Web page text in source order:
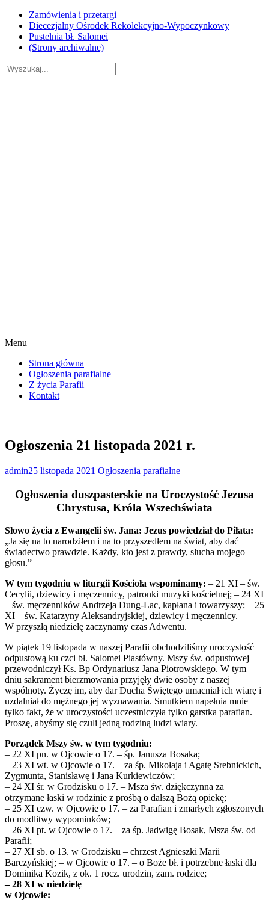
Skip
content
Zamówienia i przetargi
Diecezjalny Ośrodek Rekolekcyjno-Wypoczynkowy
Pustelnia bł. Salomei
(Strony archiwalne)
Menu
Strona główna
Ogłoszenia parafialne
Z życia Parafii
Kontakt
Ogłoszenia 21 listopada 2021 r.
admin25 listopada 2021 Ogłoszenia parafialne
Ogłoszenia duszpasterskie na Uroczystość Jezusa
Chrystusa, Króla Wszechświata
Słowo życia z Ewangelii św. Jana: Jezus powiedział do Piłata:
„Ja się na to narodziłem i na to przyszedłem na świat, aby dać
świadectwo prawdzie. Każdy, kto jest z prawdy, słucha mojego
głosu.”
W tym tygodniu w liturgii Kościoła wspominamy: – 21 XI – św.
Cecylii, dziewicy i męczennicy, patronki muzyki kościelnej; – 24 XI
– św. męczenników Andrzeja Dung-Lac, kapłana i towarzyszy; – 25
XI – św. Katarzyny Aleksandryjskiej, dziewicy i męczennicy.
W przyszłą niedzielę zaczynamy czas Adwentu.
W piątek 19 listopada w naszej Parafii obchodziliśmy uroczystość
odpustową ku czci bł. Salomei Piastówny. Mszy św. odpustowej
przewodniczył Ks. Bp Ordynariusz Jana Piotrowskiego. W tym
dniu sakrament bierzmowania przyjęły dwie osoby z naszej
wspólnoty. Życzę im, aby dar Ducha Świętego umacniał ich wiarę i
uzdalniał do mężnego jej wyznawania. Smutkiem napełnia mnie
tylko fakt, że w uroczystości uczestniczyła tylko garstka parafian.
Proszę, abyśmy się czuli jedną rodziną ludzi wiary.
Porządek Mszy św. w tym tygodniu:
– 22 XI pn. w Ojcowie o 17. – śp. Janusza Bosaka;
– 23 XI wt. w Ojcowie o 17. – za śp. Mikołaja i Agatę Srebnickich,
Zygmunta, Stanisławę i Jana Kurkiewiczów;
– 24 XI śr. w Grodzisku o 17. – Msza św. dziękczynna za
otrzymane łaski w rodzinie z prośbą o dalszą Bożą opiekę;
– 25 XI czw. w Ojcowie o 17. – za Parafian i zmarłych zgłoszonych
do modlitwy wypominków;
– 26 XI pt. w Ojcowie o 17. – za śp. Jadwigę Bosak, Msza św. od
Parafii;
– 27 XI sb. o 13. w Grodzisku – chrzest Agnieszki Marii
Barczyńskiej; – w Ojcowie o 17. – o Boże bł. i potrzebne łaski dla
Dominika Kozik, z ok. 1 rocz. urodzin, zam. rodzice;
– 28 XI w niedzielę
w Ojcowie: